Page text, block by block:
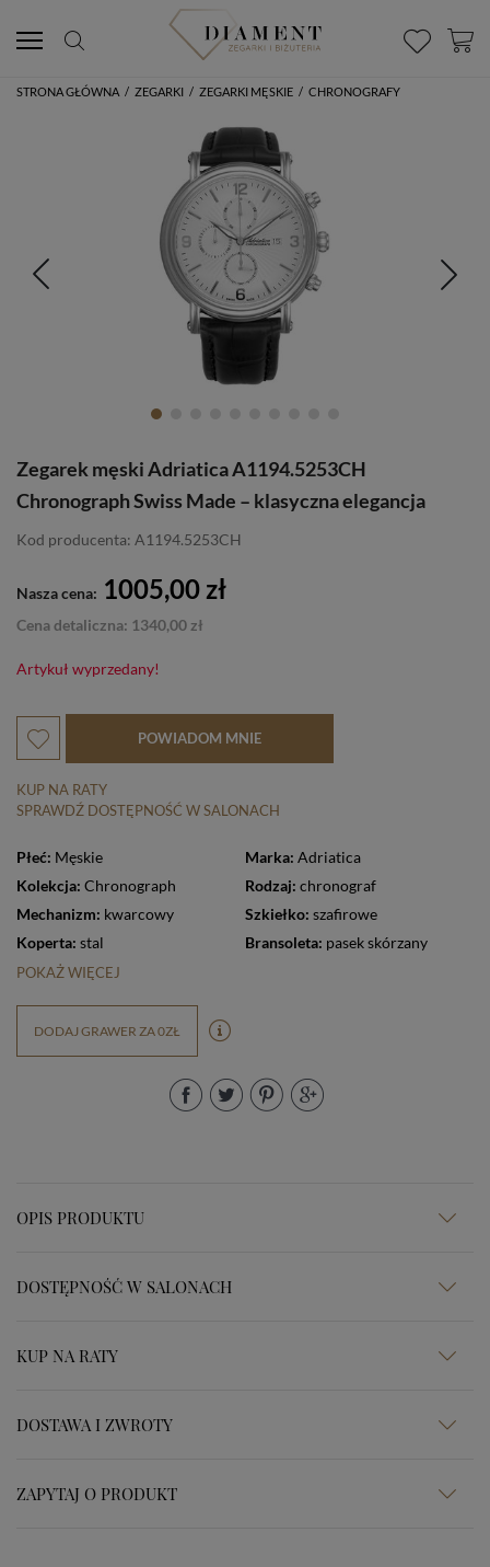
STRONA GŁÓWNA / ZEGARKI / ZEGARKI MĘSKIE / CHRONOGRAFY
Zegarek męski Adriatica A1194.5253CH
Chronograph Swiss Made – klasyczna elegancja
Kod producenta: A1194.5253CH
Nasza cena: 1005,00 zł
Cena detaliczna: 1340,00 zł
Artykuł wyprzedany!
POWIADOM MNIE
KUP NA RATY
SPRAWDŹ DOSTĘPNOŚĆ W SALONACH
Płeć: Męskie Marka: Adriatica
Kolekcja: Chronograph Rodzaj: chronograf
Mechanizm: kwarcowy Szkiełko: szafirowe
Koperta: stal Bransoleta: pasek skórzany
POKAŻ WIĘCEJ
DODAJ GRAWER ZA 0ZŁ
OPIS PRODUKTU
DOSTĘPNOŚĆ W SALONACH
KUP NA RATY
DOSTAWA I ZWROTY
ZAPYTAJ O PRODUKT